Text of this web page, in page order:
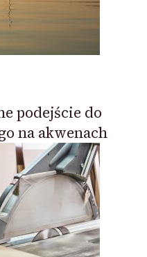
podejście do
na akwenach